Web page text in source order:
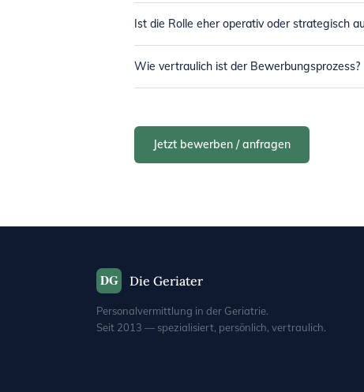
Ist die Rolle eher operativ oder strategisch
Wie vertraulich ist der Bewerbungsprozess?
Jetzt bewerben / anfragen
DG Die Geriater
Personalvermittlung in der Geriatrie.
Seit 2013 — spezialisiert, persönlich, vertraulich.